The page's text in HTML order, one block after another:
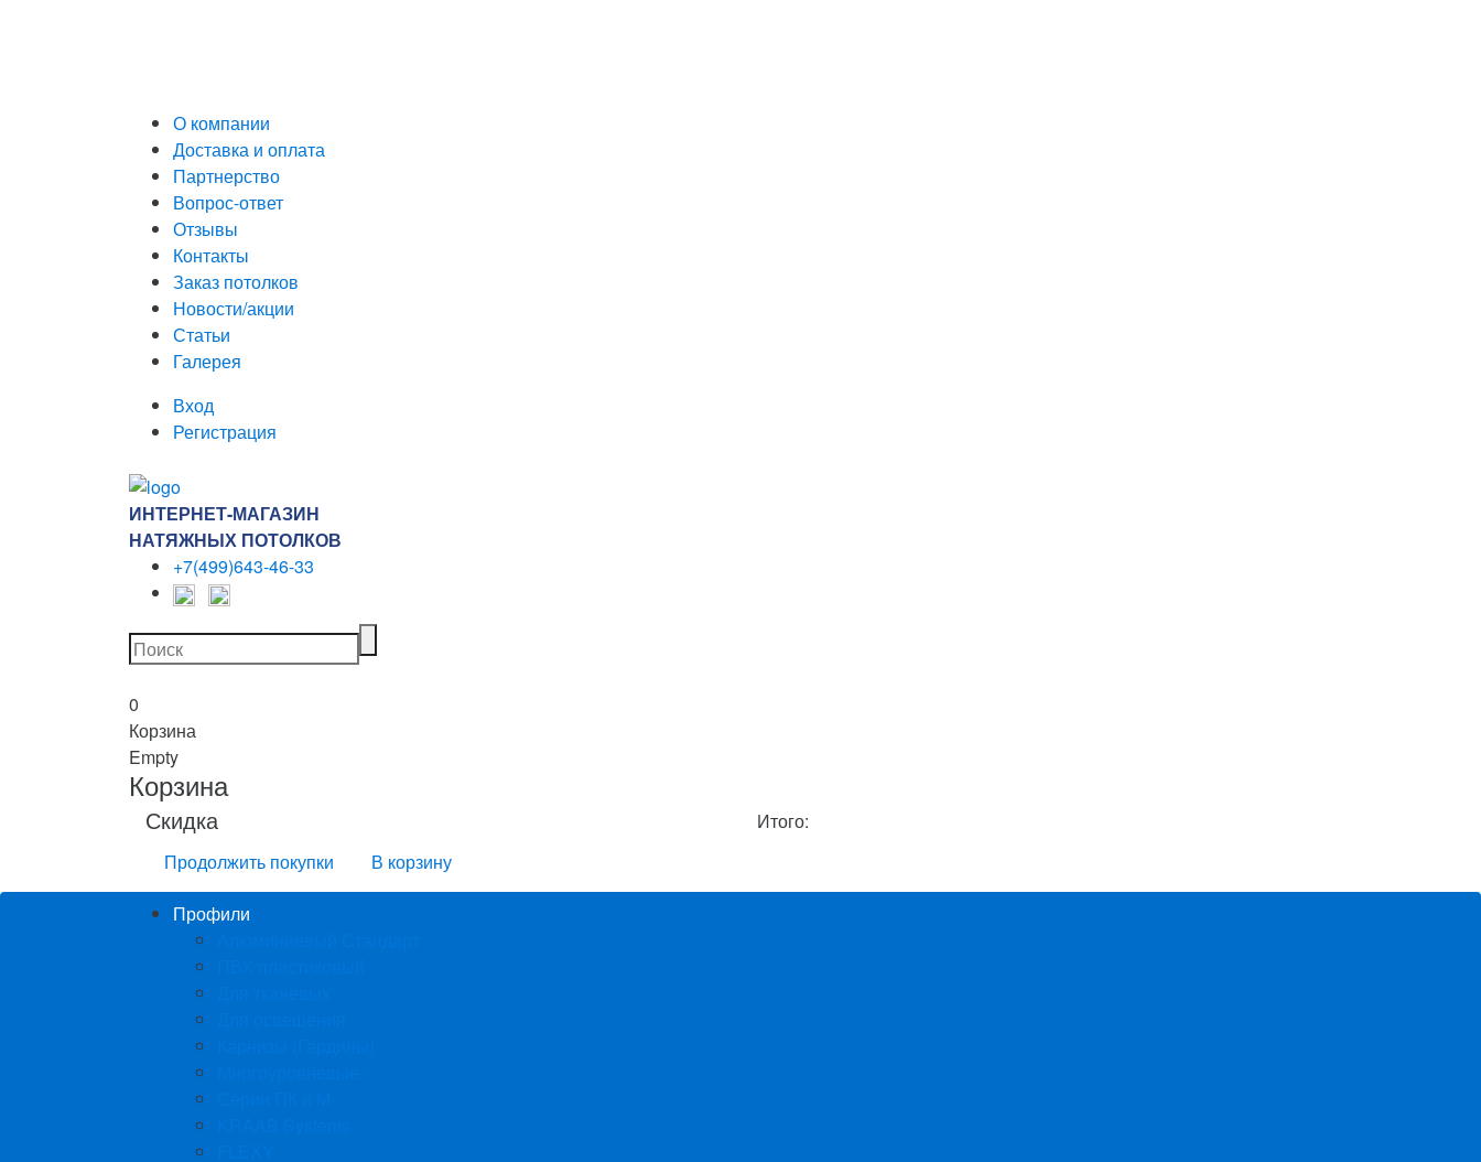
О компании
Доставка и оплата
Партнерство
Вопрос-ответ
Отзывы
Контакты
Заказ потолков
Новости/акции
Статьи
Галерея
Вход
Регистрация
ИНТЕРНЕТ-МАГАЗИН
НАТЯЖНЫХ ПОТОЛКОВ
+7(499)643-46-33
0
Корзина
Empty
Корзина
Скидка
Итого:
Продолжить покупки
В корзину
Профили